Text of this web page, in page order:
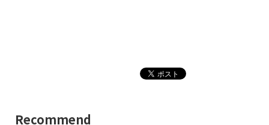
Recommend